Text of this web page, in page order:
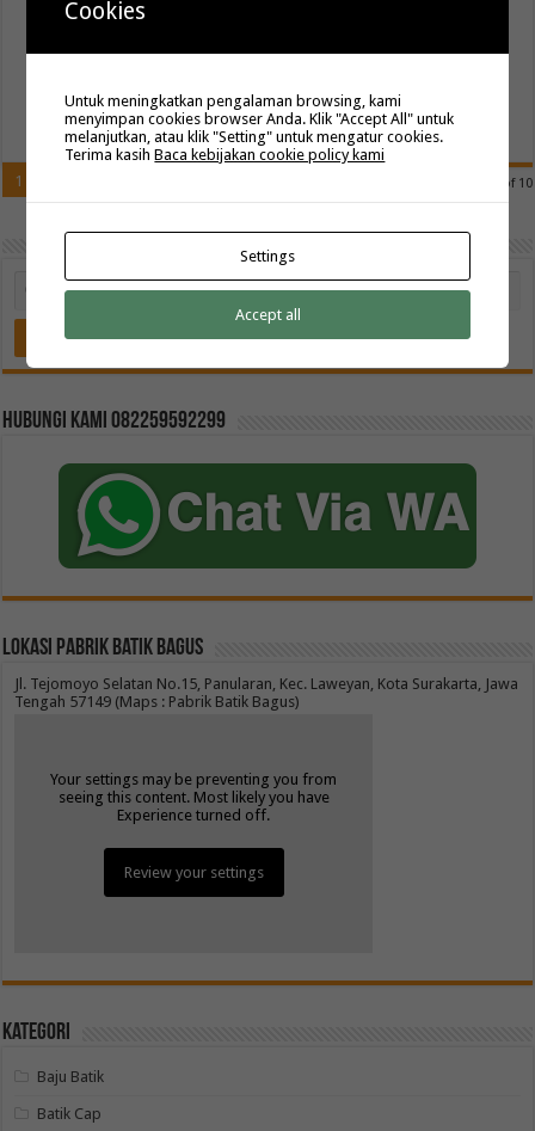
Batik printing lebih diminati para penggemar batik. Jenis batik ini
Read More »
Page 1 of 10
1
Hubungi kami 082259592299
Lokasi Pabrik Batik Bagus
Jl. Tejomoyo Selatan No.15, Panularan, Kec. Laweyan, Kota Surakarta, Jawa
Tengah 57149 (Maps : Pabrik Batik Bagus)
Your settings may be preventing you from
seeing this content. Most likely you have
Experience turned off.
Review your settings
Kategori
Baju Batik
Batik Cap
Cookies
Untuk meningkatkan pengalaman browsing, kami
menyimpan cookies browser Anda. Klik "Accept All" untuk
melanjutkan, atau klik "Setting" untuk mengatur cookies.
Terima kasihBaca kebijakan cookie policy kami
Settings
Accept all